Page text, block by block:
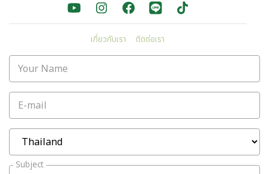
เกี่ยวกับเรา ติดต่อเรา
Your Name
E-mail
Subject